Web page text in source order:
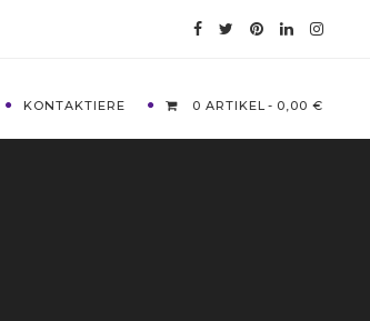
KONTAKTIERE 0 ARTIKEL 0,00 €